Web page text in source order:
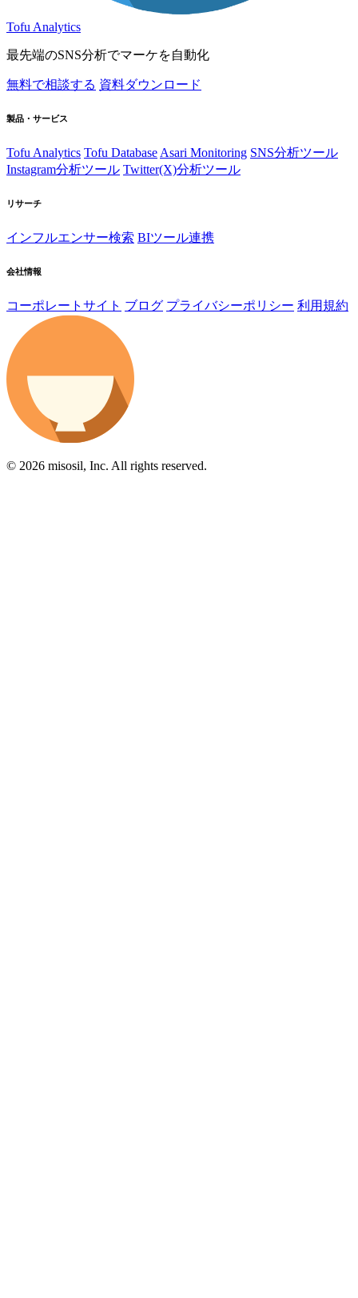
Tofu Analytics
最先端のSNS分析でマーケを自動化
無料で相談する 資料ダウンロード
製品・サービス
Tofu Analytics Tofu Database Asari Monitoring SNS分析ツール
Instagram分析ツール Twitter(X)分析ツール
リサーチ
インフルエンサー検索 BIツール連携
会社情報
コーポレートサイト ブログ プライバシーポリシー 利用規約
© 2026 misosil, Inc. All rights reserved.